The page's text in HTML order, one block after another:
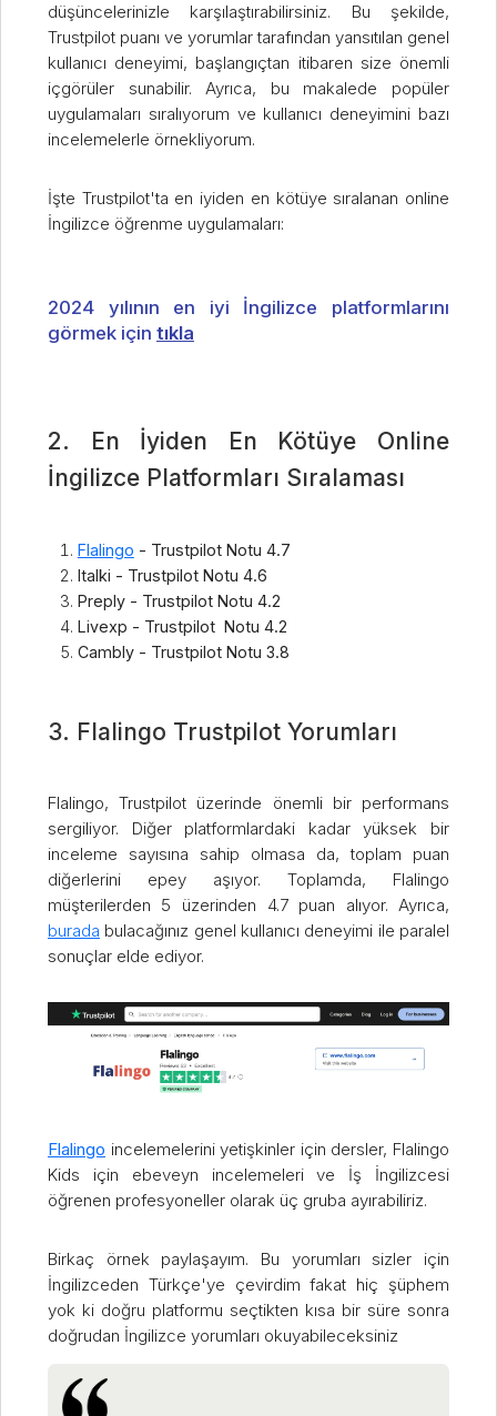
düşüncelerinizle karşılaştırabilirsiniz. Bu şekilde,
Trustpilot puanı ve yorumlar tarafından yansıtılan genel
kullanıcı deneyimi, başlangıçtan itibaren size önemli
içgörüler sunabilir. Ayrıca, bu makalede popüler
uygulamaları sıralıyorum ve kullanıcı deneyimini bazı
incelemelerle örnekliyorum.
İşte Trustpilot'ta en iyiden en kötüye sıralanan online
İngilizce öğrenme uygulamaları:
2024 yılının en iyi İngilizce platformlarını
görmek için tıkla
2. En İyiden En Kötüye Online
İngilizce Platformları Sıralaması
Flalingo - Trustpilot Notu 4.7
Italki - Trustpilot Notu 4.6
Preply - Trustpilot Notu 4.2
Livexp - Trustpilot Notu 4.2
Cambly - Trustpilot Notu 3.8
3. Flalingo Trustpilot Yorumları
Flalingo, Trustpilot üzerinde önemli bir performans
sergiliyor. Diğer platformlardaki kadar yüksek bir
inceleme sayısına sahip olmasa da, toplam puan
diğerlerini epey aşıyor. Toplamda, Flalingo
müşterilerden 5 üzerinden 4.7 puan alıyor. Ayrıca,
burada bulacağınız genel kullanıcı deneyimi ile paralel
sonuçlar elde ediyor.
Flalingo incelemelerini yetişkinler için dersler, Flalingo
Kids için ebeveyn incelemeleri ve İş İngilizcesi
öğrenen profesyoneller olarak üç gruba ayırabiliriz.
Birkaç örnek paylaşayım. Bu yorumları sizler için
İngilizceden Türkçe'ye çevirdim fakat hiç şüphem
yok ki doğru platformu seçtikten kısa bir süre sonra
doğrudan İngilizce yorumları okuyabileceksiniz